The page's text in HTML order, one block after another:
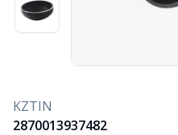
KZTIN
2870013937482